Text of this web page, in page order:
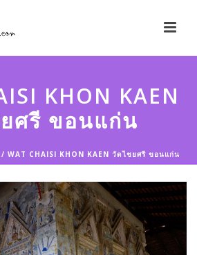
KHON KAEN
ศรี ขอนแก่น
/ WAT CHAISI KHON KAEN วัดไชยศรี ขอนแก่น